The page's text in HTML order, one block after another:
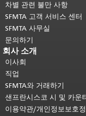
차별 관련 불만 사항
SFMTA 고객 서비스 센터
SFMTA 사무실
문의하기
회사 소개
이사회
직업
SFMTA와 거래하기
샌프란시스코 시 및 카운
이용약관/개인정보보호